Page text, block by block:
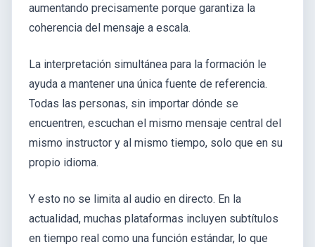
aumentando precisamente porque garantiza la
coherencia del mensaje a escala.
La interpretación simultánea para la formación le
ayuda a mantener una única fuente de referencia.
Todas las personas, sin importar dónde se
encuentren, escuchan el mismo mensaje central del
mismo instructor y al mismo tiempo, solo que en su
propio idioma.
Y esto no se limita al audio en directo. En la
actualidad, muchas plataformas incluyen subtítulos
en tiempo real como una función estándar, lo que